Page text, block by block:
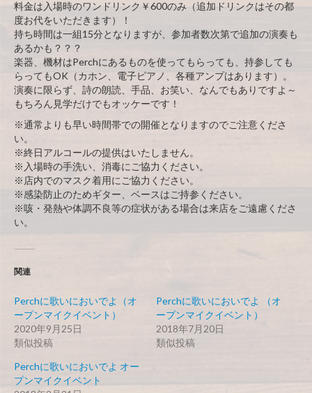
料金は入場時のワンドリンク￥600のみ（追加ドリンクはその都
度お代をいただきます）！
持ち時間は一組15分となりますが、参加者数次第で追加の演奏も
あるかも？？？
楽器、機材はPerchにあるものを使ってもらっても、持参しても
らってもOK（カホン、電子ピアノ、各種アンプはあります）。
演奏に限らず、詩の朗読、手品、お笑い、なんでもありですよ～
もちろん見学だけでもオッケーです！
※通常よりも早い時間帯での開催となりますのでご注意くださ
い。
※終日アルコールの提供はいたしません。
※入場時の手洗い、消毒にご協力ください。
※店内でのマスク着用にご協力ください。
※感染防止のためギター、ベースはご持参ください。
※咳・発熱や体調不良等の症状がある場合は来店をご遠慮くださ
い。
関連
Perchに歌いにおいでよ（オ
ープンマイクイベント）
2020年9月25日
類似投稿
Perchに歌いにおいでよ （オ
ープンマイクイベント）
2018年7月20日
類似投稿
Perchに歌いにおいでよ オー
プンマイクイベント